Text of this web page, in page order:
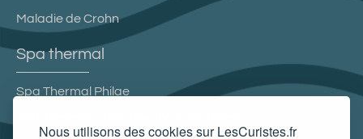
Nous utilisons des cookies sur LesCuristes.fr
Maladie de Crohn
Spa thermal
Spa Thermal Philae